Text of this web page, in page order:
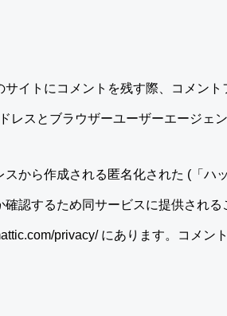
サイトにコメントを残す際、コメン
レスとブラウザーユーザーエージェ
スから作成される匿名化された (「ハ
確認するため同サービスに提供され
privacy/ にあります。コメ